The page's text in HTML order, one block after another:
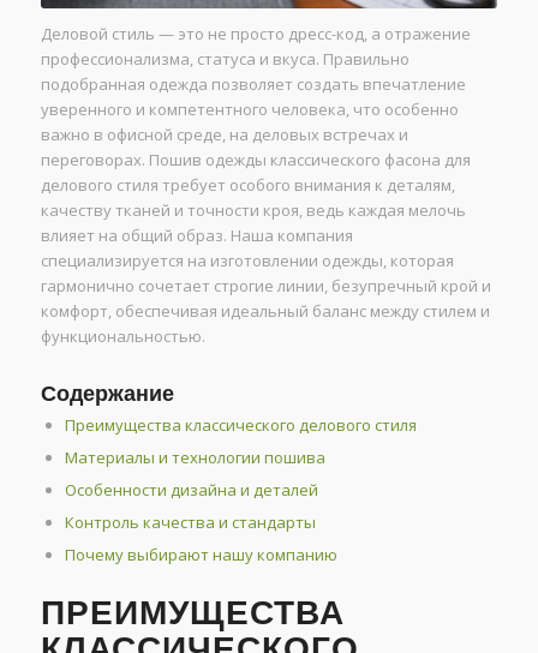
Деловой стиль — это не просто дресс-код, а отражение
профессионализма, статуса и вкуса. Правильно
подобранная одежда позволяет создать впечатление
уверенного и компетентного человека, что особенно
важно в офисной среде, на деловых встречах и
переговорах. Пошив одежды классического фасона для
делового стиля требует особого внимания к деталям,
качеству тканей и точности кроя, ведь каждая мелочь
влияет на общий образ. Наша компания
специализируется на изготовлении одежды, которая
гармонично сочетает строгие линии, безупречный крой и
комфорт, обеспечивая идеальный баланс между стилем и
функциональностью.
Содержание
Преимущества классического делового стиля
Материалы и технологии пошива
Особенности дизайна и деталей
Контроль качества и стандарты
Почему выбирают нашу компанию
ПРЕИМУЩЕСТВА